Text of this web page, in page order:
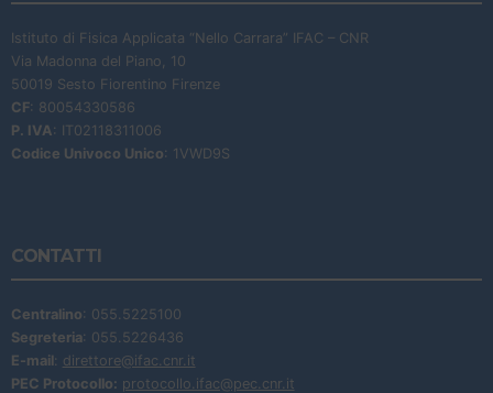
Istituto di Fisica Applicata “Nello Carrara” IFAC – CNR
Via Madonna del Piano, 10
50019 Sesto Fiorentino Firenze
CF: 80054330586
P. IVA: IT02118311006
Codice Univoco Unico: 1VWD9S
CONTATTI
Centralino: 055.5225100
Segreteria: 055.5226436
E-mail: direttore@ifac.cnr.it
PEC Protocollo: protocollo.ifac@pec.cnr.it